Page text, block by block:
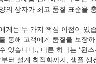
의 상자가 최고 품질 표준을
게는 두 가지 핵심 이점이 있
통해 고객에게 품질을 보장
있습니다.; 다른 하나는 “원
터 설계 최적화까지, 샘플 생